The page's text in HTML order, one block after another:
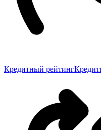
Кредитный рейтинг